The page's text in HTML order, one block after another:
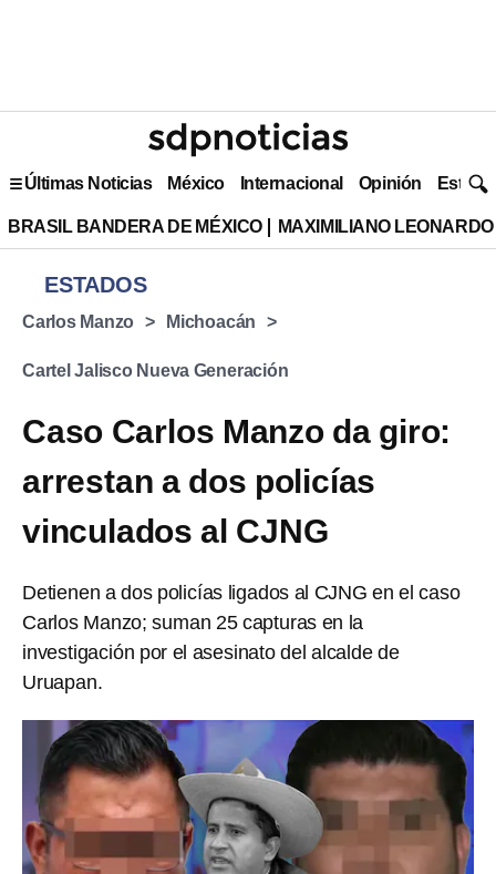
Últimas Noticias México Internacional Opinión Estilo
BRASIL BANDERA DE MÉXICO MAXIMILIANO
ESTADOS
Carlos Manzo Michoacán
Cartel Jalisco Nueva Generación
Caso Carlos Manzo da giro:
arrestan a dos policías
vinculados al CJNG
Detienen a dos policías ligados al CJNG en el caso
Carlos Manzo; suman 25 capturas en la
investigación por el asesinato del alcalde de
Uruapan.